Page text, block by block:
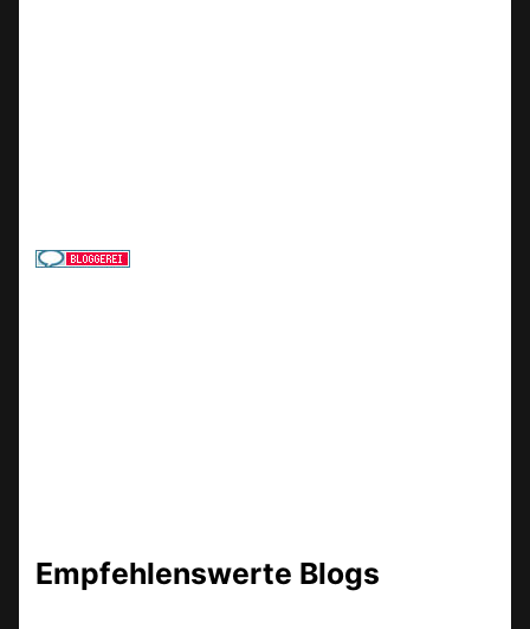
Empfehlenswerte Blogs